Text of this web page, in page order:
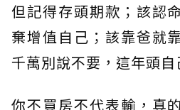
但記得存頭期款；該認
棄增值自己；該靠爸就
千萬別說不要，這年頭自
你不買房不代表輸，真